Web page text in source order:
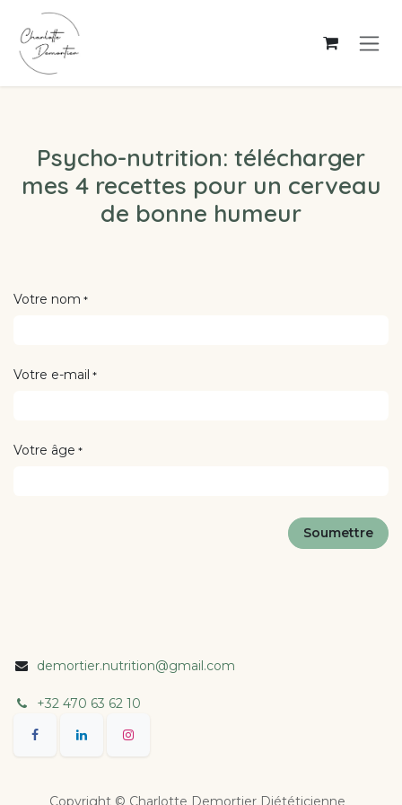
Psycho-nutrition: télécharger
mes 4 recettes pour un cerveau
de bonne humeur
Votre nom *
Votre e-mail *
Votre âge *
Soumettre
demortier.nutrition@gmail.com
+32 470 63 62 10
Copyright © Charlotte Demortier Diététicienne